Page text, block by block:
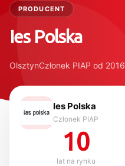
PRODUCENT
Ies Polska
OlsztynCzłonek PIAP od 2016
Ies Polska
Członek PIAP
10
lat na rynku